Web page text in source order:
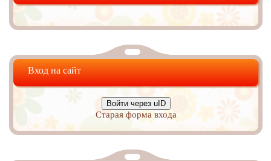
Вход на сайт
Войти через uID
Старая форма входа